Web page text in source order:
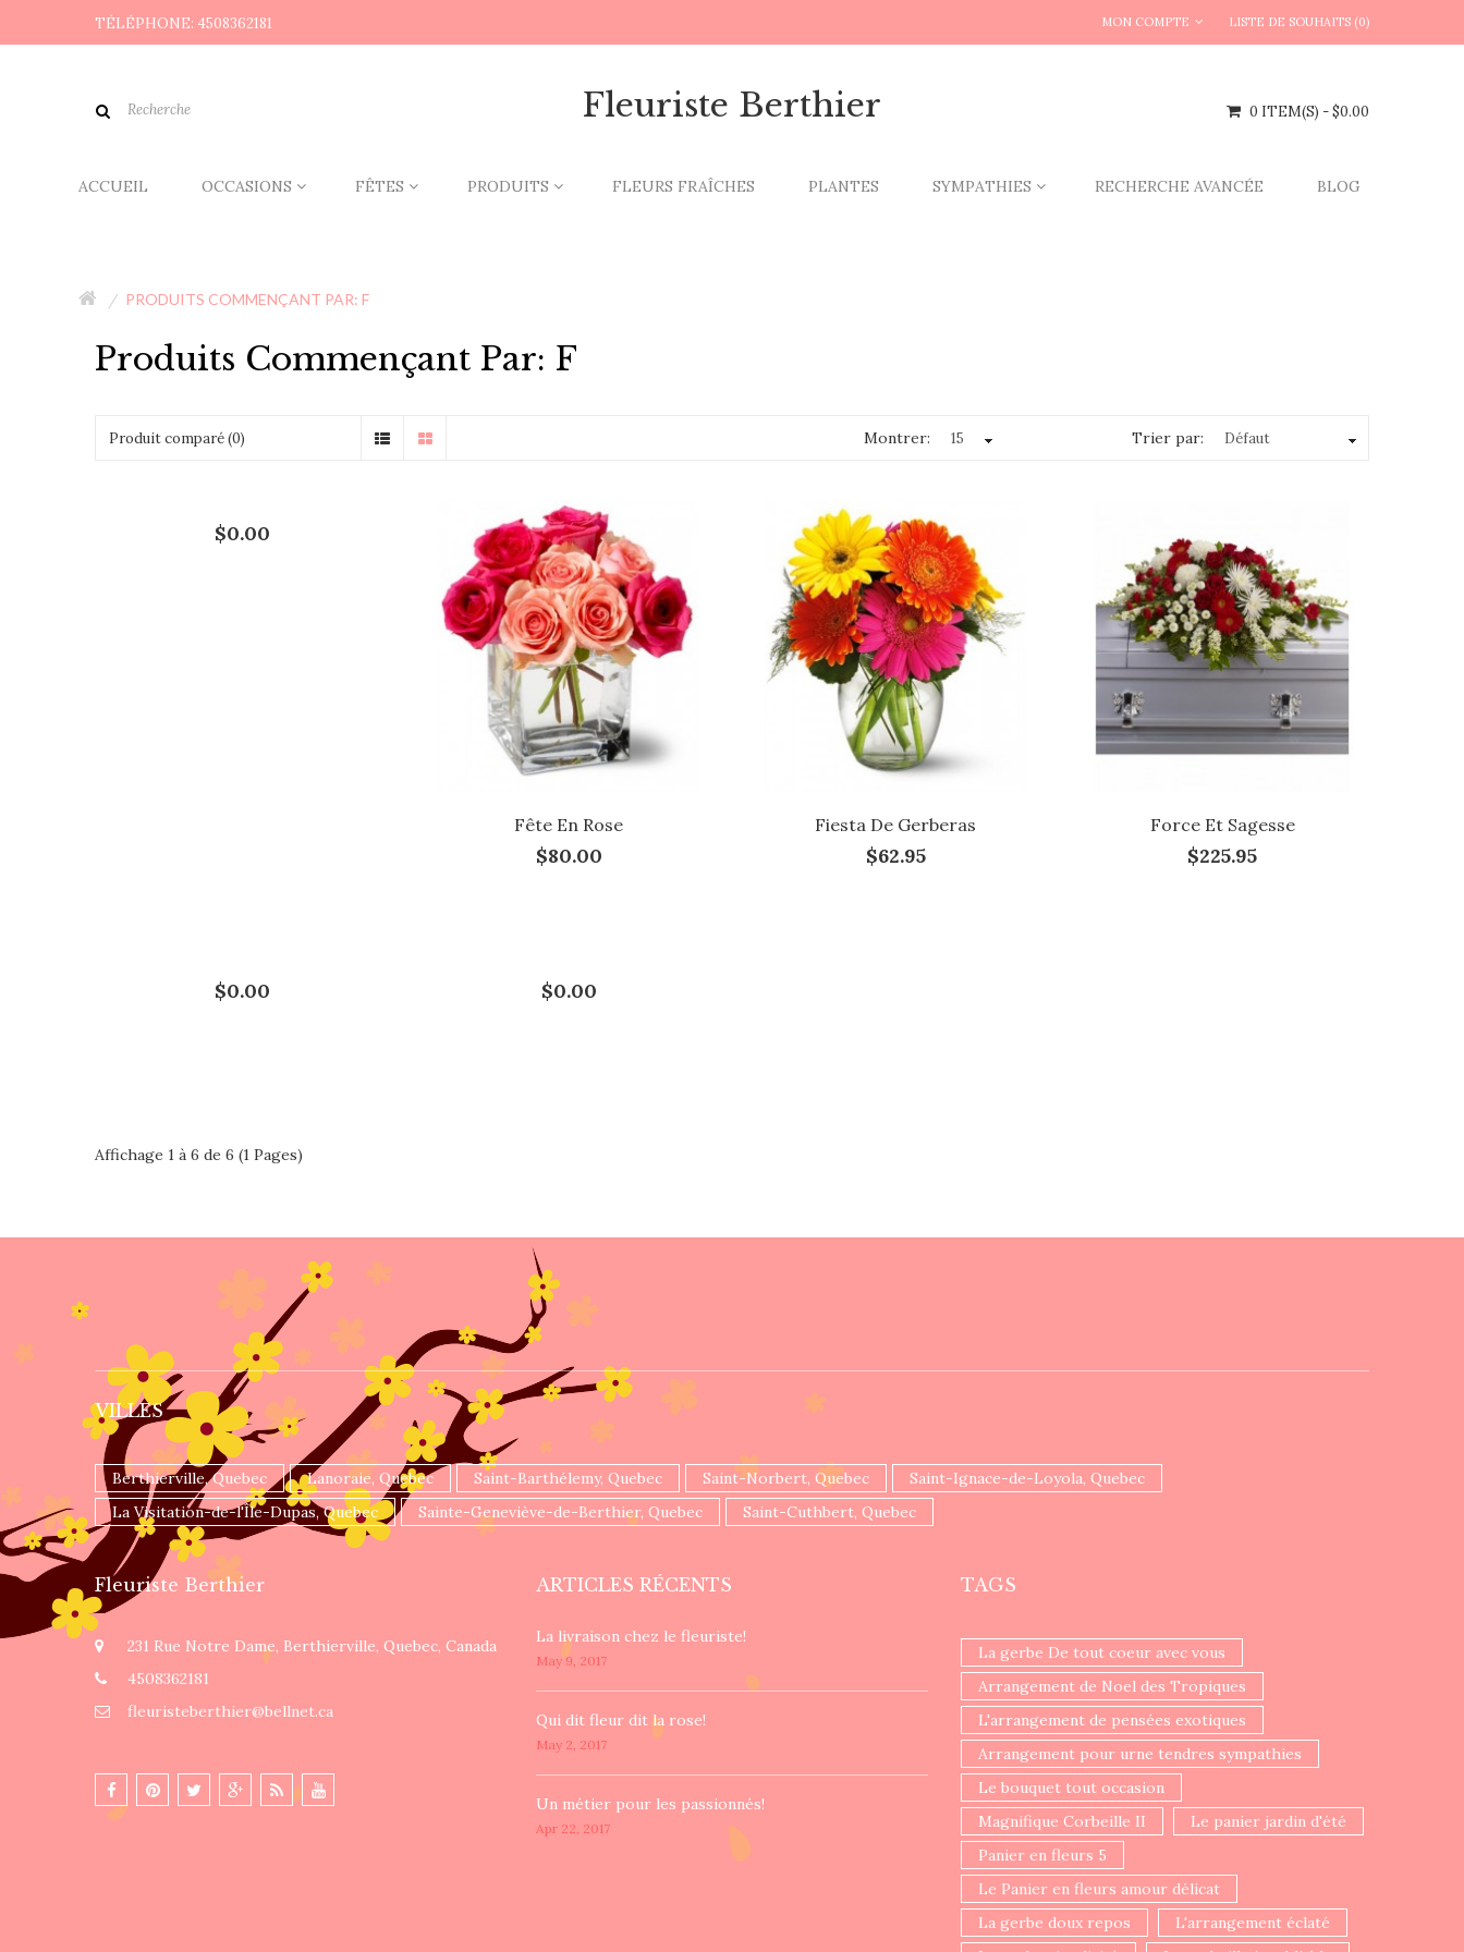
TÉLÉPHONE: 4508362181 MON COMPTE LISTE DE SOUHAITS (0)
Fleuriste Berthier 0 ITEM(S) - $0.00
ACCUEIL OCCASIONS FÊTES PRODUITS FLEURS FRAÎCHES PLANTES SYMPATHIES RECHERCHE AVANCÉE BLOG
PRODUITS COMMENÇANT PAR: F
Produits Commençant Par: F
Produit comparé (0) Trier par:
Montrer:
$0.00
Fête En Rose
$80.00
Fiesta De Gerberas
$62.95
Force Et Sagesse
$225.95
$0.00 $0.00
Affichage 1 à 6 de 6 (1 Pages)
VILLES
Berthierville, Quebec Lanoraie, Quebec Saint-Barthélemy, Quebec Saint-Norbert, Quebec
Saint-Ignace-de-Loyola, Quebec
La Visitation-de-l'Île-Dupas, Quebec
Sainte-Geneviève-de-Berthier, Quebec Saint-Cuthbert, Quebec
Fleuriste Berthier
231 Rue Notre Dame, Berthierville, Quebec, Canada
4508362181
fleuristeberthier@bellnet.ca
ARTICLES RÉCENTS
La livraison chez le fleuriste!
May 9, 2017
​Qui dit fleur dit la rose!
May 2, 2017
Un ​métier pour les passionnés​!
Apr 22, 2017
TAGS
La gerbe De tout coeur avec vous
Arrangement de Noel des Tropiques
L'arrangement de pensées exotiques
Arrangement pour urne tendres sympathies
Le bouquet tout occasion
Magnifique Corbeille II
Le panier jardin d'été
Panier en fleurs 5
Le Panier en fleurs amour délicat
La gerbe doux repos
L'arrangement éclaté